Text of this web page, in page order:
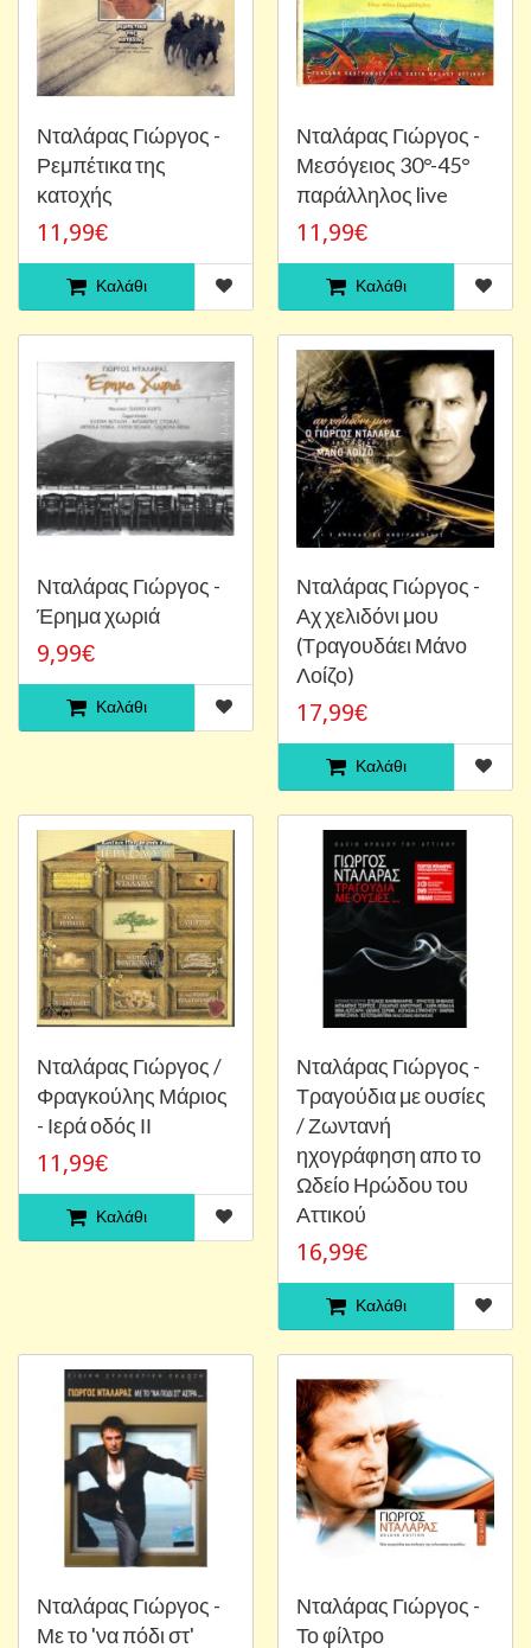
Νταλάρας Γιώργος -
Ρεμπέτικα της
κατοχής
11,99€
Καλάθι
Νταλάρας Γιώργος -
Μεσόγειος 30°-45°
παράλληλος live
11,99€
Καλάθι
Νταλάρας Γιώργος -
Έρημα χωριά
9,99€
Καλάθι
Νταλάρας Γιώργος -
Αχ χελιδόνι μου
(Τραγουδάει Μάνο
Λοίζο)
17,99€
Καλάθι
Νταλάρας Γιώργος /
Φραγκούλης Μάριος
- Ιερά οδός ΙΙ
11,99€
Καλάθι
Νταλάρας Γιώργος -
Τραγούδια με ουσίες
/ Ζωντανή
ηχογράφηση απο το
Ωδείο Ηρώδου του
Αττικού
16,99€
Καλάθι
Νταλάρας Γιώργος -
Με το 'να πόδι στ'
Νταλάρας Γιώργος -
Το φίλτρο